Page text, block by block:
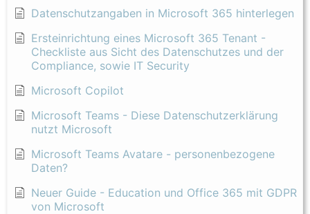
Datenschutzangaben in Microsoft 365 hinterlegen
Ersteinrichtung eines Microsoft 365 Tenant -
Checkliste aus Sicht des Datenschutzes und der
Compliance, sowie IT Security
Microsoft Copilot
Microsoft Teams - Diese Datenschutzerklärung
nutzt Microsoft
Microsoft Teams Avatare - personenbezogene
Daten?
Neuer Guide - Education und Office 365 mit GDPR
von Microsoft